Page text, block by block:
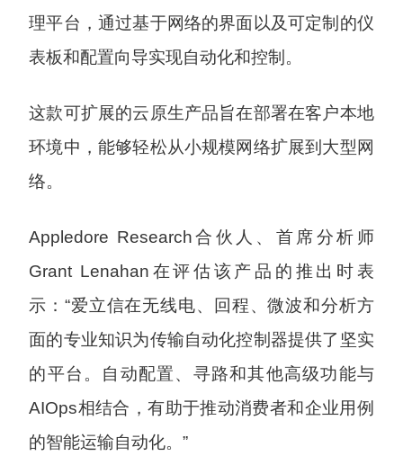
理平台，通过基于网络的界面以及可定制的仪
表板和配置向导实现自动化和控制。
这款可扩展的云原生产品旨在部署在客户本地
环境中，能够轻松从小规模网络扩展到大型网
络。
Appledore Research合伙人、首席分析师
Grant Lenahan在评估该产品的推出时表
示：“爱立信在无线电、回程、微波和分析方
面的专业知识为传输自动化控制器提供了坚实
的平台。自动配置、寻路和其他高级功能与
AIOps相结合，有助于推动消费者和企业用例
的智能运输自动化。”